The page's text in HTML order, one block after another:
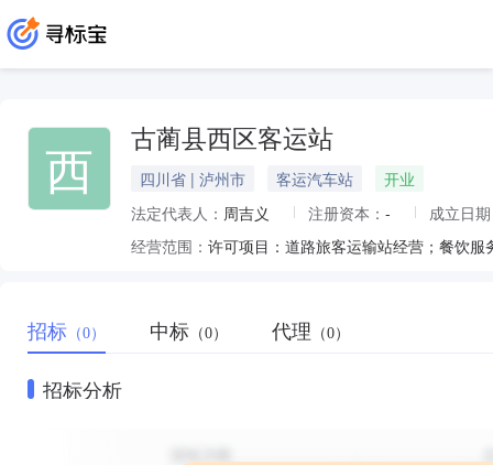
西 古蔺县西区客运站
四川省 | 泸州市 客运汽车站
开业
法定代表人： 周吉义 注册资本： -
成立日
经营范围：
招标 （0） 中标 （0） 代理 （0）
招标分析